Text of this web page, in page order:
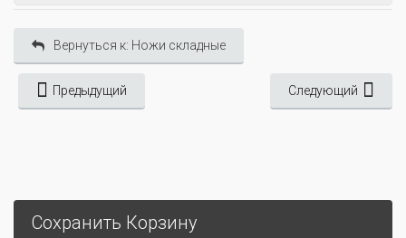
Вернуться к: Ножи складные
Предыдущий Следующий
Сохранить Корзину